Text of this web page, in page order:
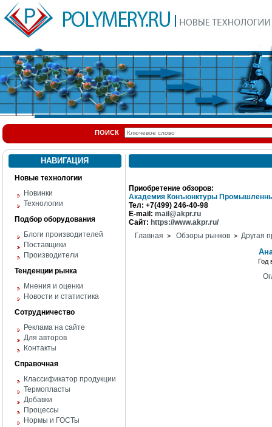
ПОИСК
НАВИГАЦИЯ
Новые технологии
Новинки
Технологии
Подбор оборудования
Блоги производителей
Поставщики
Производители
Тенденции рынка
Мнения и оценки
Новости и статистика
Сотрудничество
Реклама на сайте
Для авторов
Контакты
Справочная
Классификатор продукции
Термопласты
Добавки
Процессы
Нормы и ГОСТы
Приобретение обзоров:
Академия Конъюнктуры
Тел: +7(499) 246-40-98
E-mail: mail@akpr.ru
Сайт: https://www.akpr.ru/
Главная > Обзоры рынков > Другая
Год